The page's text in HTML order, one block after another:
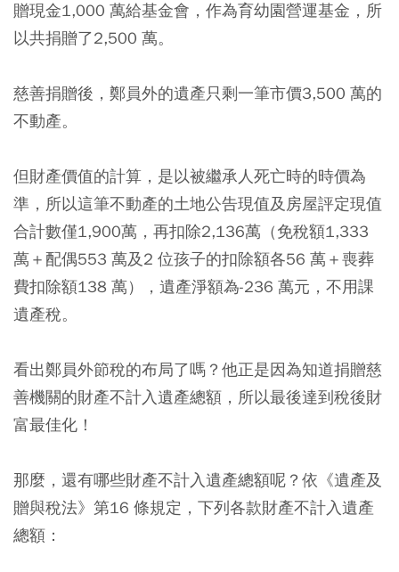
贈現金1,000 萬給基金會，作為育幼園營運基金，所
以共捐贈了2,500 萬。
慈善捐贈後，鄭員外的遺產只剩一筆市價3,500 萬的
不動產。
但財產價值的計算，是以被繼承人死亡時的時價為
準，所以這筆不動產的土地公告現值及房屋評定現值
合計數僅1,900萬，再扣除2,136萬（免稅額1,333
萬＋配偶553 萬及2 位孩子的扣除額各56 萬＋喪葬
費扣除額138 萬），遺產淨額為-236 萬元，不用課
遺產稅。
看出鄭員外節稅的布局了嗎？他正是因為知道捐贈慈
善機關的財產不計入遺產總額，所以最後達到稅後財
富最佳化！
那麼，還有哪些財產不計入遺產總額呢？依《遺產及
贈與稅法》第16 條規定，下列各款財產不計入遺產
總額：